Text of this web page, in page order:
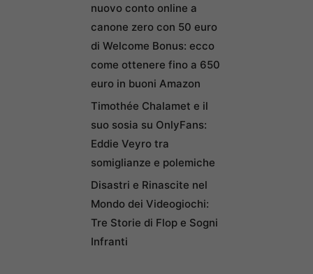
nuovo conto online a
canone zero con 50 euro
di Welcome Bonus: ecco
come ottenere fino a 650
euro in buoni Amazon
Timothée Chalamet e il
suo sosia su OnlyFans:
Eddie Veyro tra
somiglianze e polemiche
Disastri e Rinascite nel
Mondo dei Videogiochi:
Tre Storie di Flop e Sogni
Infranti